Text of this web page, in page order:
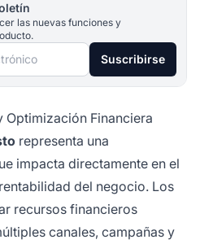
las nuevas funciones y
Suscribirse
Optimización Financiera
representa una
impacta directamente en el
del negocio. Los
recursos financieros
canales, campañas y